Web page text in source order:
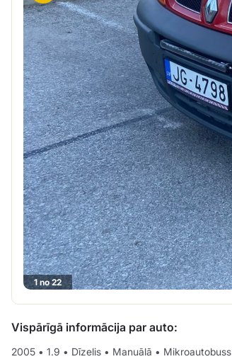
1 no 22
Vispārīgā informācija par auto:
2005 • 1.9 • Dīzelis • Manuālā • Mikroautobuss